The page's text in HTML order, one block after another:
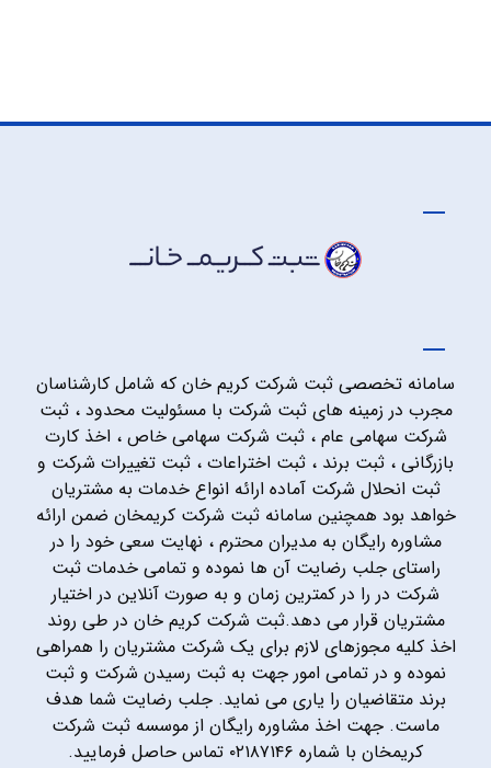
سامانه تخصصی ثبت شرکت کریم خان که شامل کارشناسان
مجرب در زمینه های ثبت شرکت با مسئولیت محدود ، ثبت
شرکت سهامی عام ، ثبت شرکت سهامی خاص ، اخذ کارت
بازرگانی ، ثبت برند ، ثبت اختراعات ، ثبت تغییرات شرکت و
ثبت انحلال شرکت آماده ارائه انواع خدمات به مشتریان
خواهد بود همچنین سامانه ثبت شرکت کریمخان ضمن ارائه
مشاوره رایگان به مدیران محترم ، نهایت سعی خود را در
راستای جلب رضایت آن ها نموده و تمامی خدمات ثبت
شرکت در را در کمترین زمان و به صورت آنلاین در اختیار
مشتریان قرار می دهد.ثبت شرکت کریم خان در طی روند
اخذ کلیه مجوزهای لازم برای یک شرکت مشتریان را همراهی
نموده و در تمامی امور جهت به ثبت رسیدن شرکت و ثبت
برند متقاضیان را یاری می نماید. جلب رضایت شما هدف
ماست. جهت اخذ مشاوره رایگان از موسسه ثبت شرکت
کریمخان با شماره ۰۲۱۸۷۱۴۶ تماس حاصل فرمایید.